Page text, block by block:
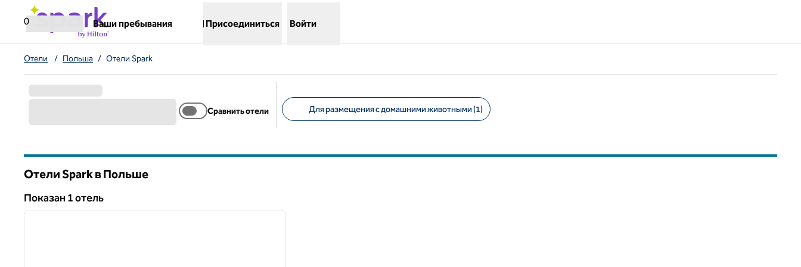
Перейти к содержанию
0
Ваши пребывания
открывается новая вкладка
Присоединиться Войти
Отели / Польша / Отели Spark
Сравнить отели Для размещения с домашними животными (1)
Отели Spark в Польше
Показан 1 отель
Показан 1 отель
1 из 12
следующее изображение